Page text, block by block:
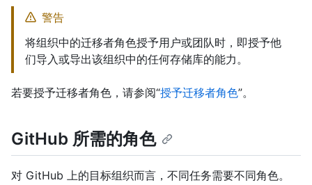
警告
将组织中的迁移者角色授予用户或团队时，即授予他
们导入或导出该组织中的任何存储库的能力。
若要授予迁移者角色，请参阅“授予迁移者角色”。
GitHub 所需的角色
对 GitHub 上的目标组织而言，不同任务需要不同角色。